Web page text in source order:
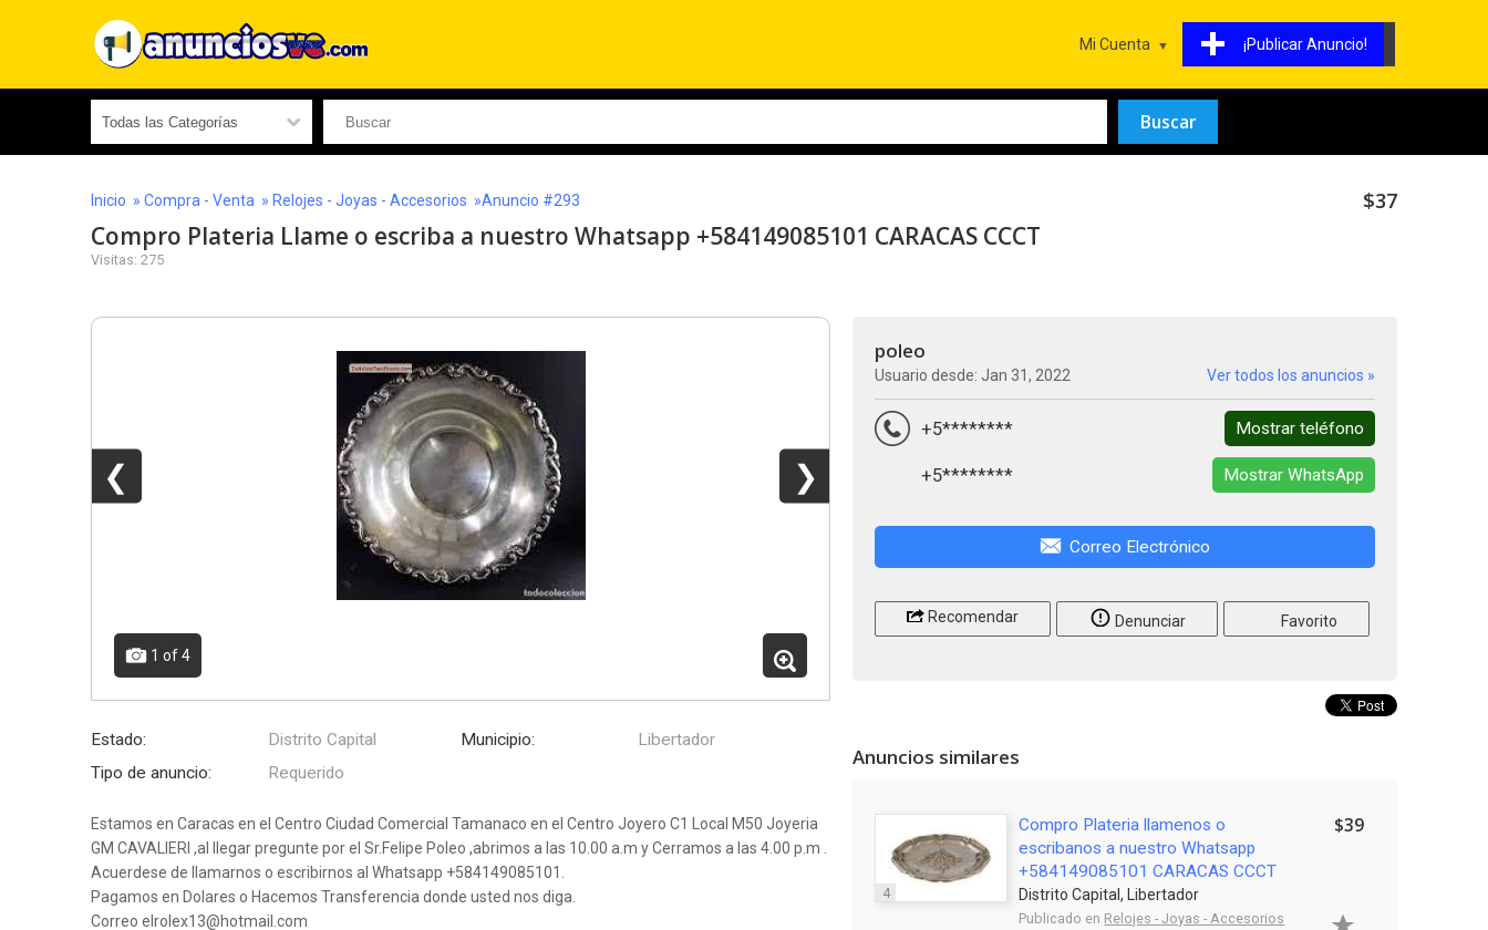
¡Publicar Anuncio!
Mi Cuenta
Inicio » Compra - Venta » Relojes - Joyas - Accesorios »Anuncio #293 $37
Compro Plateria Llame o escriba a nuestro Whatsapp +584149085101 CARACAS CCCT
Visitas: 275
❮ ❯
1 of 4
Estado: Distrito Capital Municipio:
Libertador
Tipo de anuncio:
Requerido
Estamos en Caracas en el Centro Ciudad Comercial Tamanaco en el Centro Joyero C1 Local M50 Joyeria
GM CAVALIERI ,al llegar pregunte por el Sr.Felipe Poleo ,abrimos a las 10.00 a.m y Cerramos a las 4.00 p.m .
Acuerdese de llamarnos o escribirnos al Whatsapp +584149085101.
Pagamos en Dolares o Hacemos Transferencia donde usted nos diga.
Correo elrolex13@hotmail.com
poleo
Usuario desde: Jan 31, 2022 Ver todos los anuncios »
+5******** Mostrar teléfono
+5******** Mostrar WhatsApp
Correo Electrónico
Recomendar Denunciar Favorito
Anuncios similares
4
Compro Plateria llamenos o
escribanos a nuestro Whatsapp
+584149085101 CARACAS CCCT
Distrito Capital, Libertador
Publicado en Relojes - Joyas - Accesorios
$39